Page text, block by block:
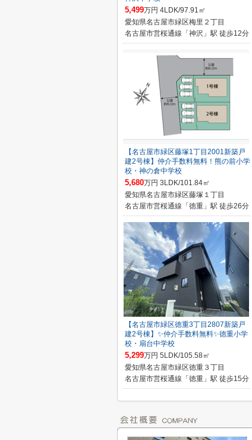
5,499万円 4LDK/97.91㎡
愛知県名古屋市緑区梅里２丁目
名古屋市営桜通線「神沢」駅 徒歩12分
【名古屋市緑区藤塚1丁目2001新築戸
建2号棟】仲介手数料無料！熊の前小学
校・神の倉中学校
5,680万円 3LDK/101.84㎡
愛知県名古屋市緑区藤塚１丁目
名古屋市営桜通線「徳重」駅 徒歩26分
【名古屋市緑区徳重3丁目2807新築戸
建2号棟】✨️仲介手数料無料✨️徳重小学
校・扇台中学校
5,299万円 5LDK/105.58㎡
愛知県名古屋市緑区徳重３丁目
名古屋市営桜通線「徳重」駅 徒歩15分